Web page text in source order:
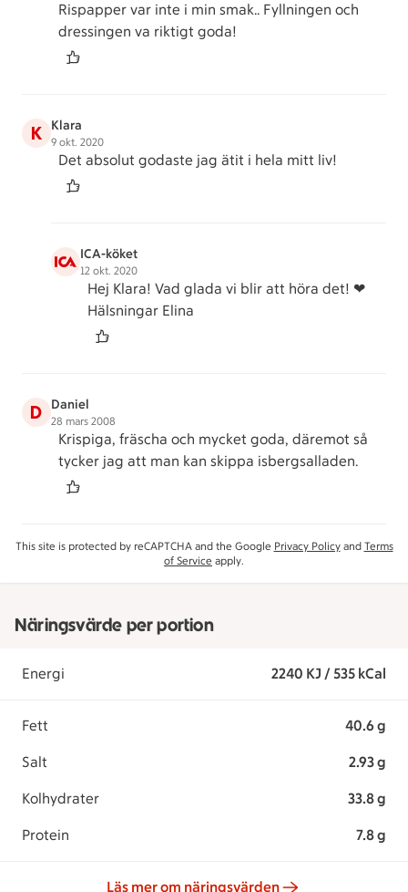
Rispapper var inte i min smak.. Fyllningen och
dressingen va riktigt goda!
K Klara
9 okt. 2020
Det absolut godaste jag ätit i hela mitt liv!
ICA-köket
12 okt. 2020
Hej Klara! Vad glada vi blir att höra det! ❤
Hälsningar Elina
D Daniel
28 mars 2008
Krispiga, fräscha och mycket goda, däremot så
tycker jag att man kan skippa isbergsalladen.
This site is protected by reCAPTCHA and the Google Privacy Policyand Terms
of Service apply.
Näringsvärde per portion
Energi 2240 KJ / 535 kCal
Fett 40.6 g
Salt 2.93 g
Kolhydrater 33.8 g
Protein 7.8 g
Läs mer om näringsvärden